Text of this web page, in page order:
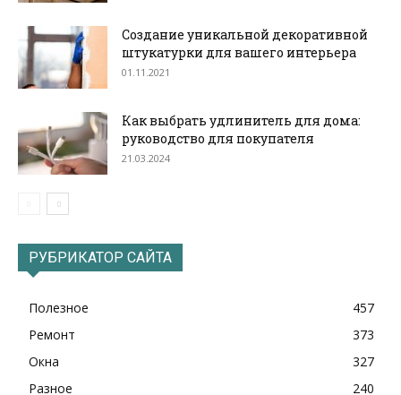
Создание уникальной декоративной
штукатурки для вашего интерьера
01.11.2021
Как выбрать удлинитель для дома:
руководство для покупателя
21.03.2024
РУБРИКАТОР САЙТА
Полезное
457
Ремонт
373
Окна
327
Разное
240